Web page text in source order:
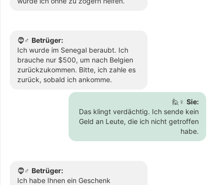
🧔♂️ Betrüger:
Ich wurde im Senegal beraubt. Ich
brauche nur $500, um nach Belgien
zurückzukommen. Bitte, ich zahle es
zurück, sobald ich ankomme.
🙋♀️ Sie:
Das klingt verdächtig. Ich sende kein
Geld an Leute, die ich nicht getroffen
habe.
🧔♂️ Betrüger:
Ich habe Ihnen ein Geschenk